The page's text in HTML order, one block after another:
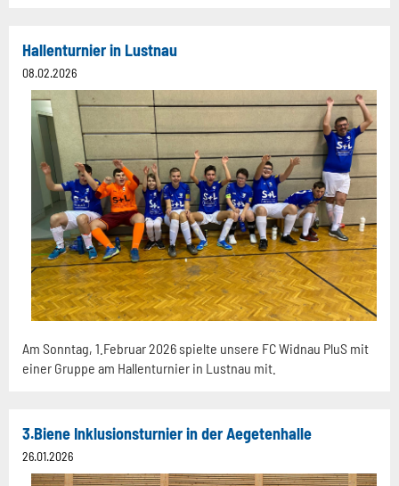
Hallenturnier in Lustnau
08.02.2026
Am Sonntag, 1.Februar 2026 spielte unsere FC Widnau PluS mit
einer Gruppe am Hallenturnier in Lustnau mit.
3.Biene Inklusionsturnier in der Aegetenhalle
26.01.2026